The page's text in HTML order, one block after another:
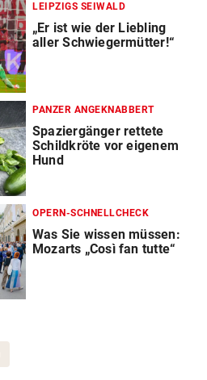
LEIPZIGS SEIWALD
„Er ist wie der Liebling
aller Schwiegermütter!“
PANZER ANGEKNABBERT
Spaziergänger rettete
Schildkröte vor eigenem
Hund
OPERN-SCHNELLCHECK
Was Sie wissen müssen:
Mozarts „Così fan tutte“